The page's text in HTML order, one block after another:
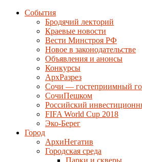
События
Бродячий лекторий
Краевые новости
Вести Минстроя РФ
Новое в законодательстве
Объявления и анонсы
Конкурсы
АрхРазрез
Сочи — гостеприимный
СочиПешком
Российский
FIFA World Cup 2018
Эко-Берег
Город
АрхиНегатив
Городская среда
Парки и скверы